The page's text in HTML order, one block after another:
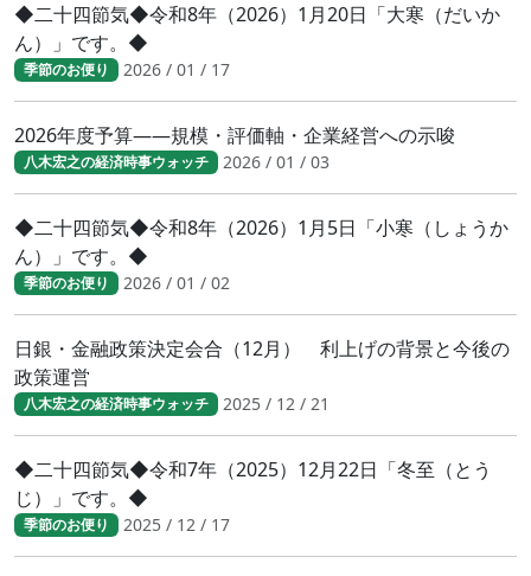
◆二十四節気◆令和8年（2026）1月20日「大寒（だいか
ん）」です。◆
季節のお便り 2026 / 01 / 17
2026年度予算――規模・評価軸・企業経営への示唆
八木宏之の経済時事ウォッチ 2026 / 01 / 03
◆二十四節気◆令和8年（2026）1月5日「小寒（しょうか
ん）」です。◆
季節のお便り 2026 / 01 / 02
日銀・金融政策決定会合（12月） 利上げの背景と今後の
政策運営
八木宏之の経済時事ウォッチ 2025 / 12 / 21
◆二十四節気◆令和7年（2025）12月22日「冬至（とう
じ）」です。◆
季節のお便り 2025 / 12 / 17